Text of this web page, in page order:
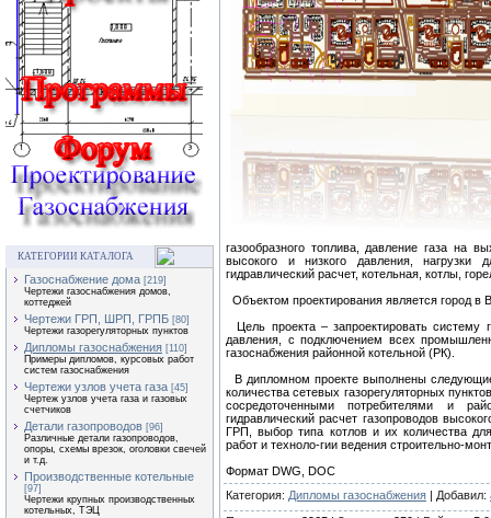
КАТЕГОРИИ КАТАЛОГА
Газоснабжение дома [219]
Чертежи газоснабжения домов,
коттеджей
Чертежи ГРП, ШРП, ГРПБ [80]
Чертежи газорегуляторных пунктов
Дипломы газоснабжения [110]
Примеры дипломов, курсовых работ
систем газоснабжения
Чертежи узлов учета газа [45]
Чертеж узлов учета газа и газовых
счетчиков
Детали газопроводов [96]
Различные детали газопроводов,
опоры, схемы врезок, оголовки свечей
и т.д.
Производственные котельные
[97]
Чертежи крупных производственных
котельных, ТЭЦ
газообразного топлива, давление газа на
высокого и низкого давления, нагрузки
гидравлический расчет, котельная, котлы,
Объектом проектирования является город в
Цель проекта – запроектировать систему
давления, с подключением всех
газоснабжения районной котельной (РК).
В дипломном проекте выполнены
количества сетевых газорегуляторных
сосредоточенными потребителями и
гидравлический расчет газопроводов
ГРП, выбор типа котлов и их количества
работ и техноло-гии ведения строительно-
Формат DWG, DOC
Категория: Дипломы газоснабжения | Добавил: